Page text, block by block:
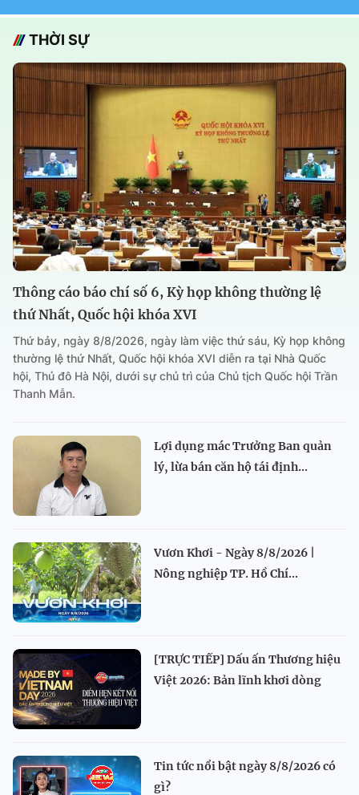
THỜI SỰ
Thông cáo báo chí số 6, Kỳ họp không thường lệ
thứ Nhất, Quốc hội khóa XVI
Thứ bảy, ngày 8/8/2026, ngày làm việc thứ sáu, Kỳ họp không
thường lệ thứ Nhất, Quốc hội khóa XVI diễn ra tại Nhà Quốc
hội, Thủ đô Hà Nội, dưới sự chủ trì của Chủ tịch Quốc hội Trần
Thanh Mẫn.
Lợi dụng mác Trưởng Ban quản
lý, lừa bán căn hộ tái định...
Vươn Khơi - Ngày 8/8/2026 |
Nông nghiệp TP. Hồ Chí...
[TRỰC TIẾP] Dấu ấn Thương hiệu
Việt 2026: Bản lĩnh khơi dòng
Tin tức nổi bật ngày 8/8/2026 có
gì?